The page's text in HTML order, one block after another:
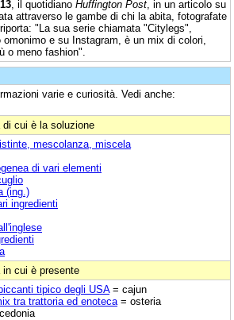
, il quotidiano Huffington Post , in un articolo su
attraverso le gambe di chi la abita, fotografate
"La sua serie chiamata "Citylegs",
e su Instagram, è un mix di colori,
o meno fashion".
varie e curiosità. Vedi anche:
di cui è la soluzione
mescolanza, miscela
di vari elementi
(ing.)
ingredienti
in cui è presente
tipico degli USA= cajun
tra trattoria ed enoteca = osteria